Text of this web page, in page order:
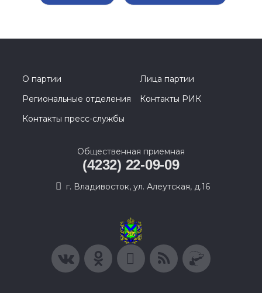
О партии
Лица партии
Региональные отделения
Контакты РИК
Контакты пресс-службы
Общественная приемная
(4232) 22-09-09
г. Владивосток, ул. Алеутская, д.16